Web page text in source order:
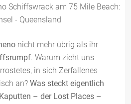
nicht mehr übrig als ihr
. Warum zieht uns
in sich Zerfallenes
an? Was steckt eigentlich
– der Lost Places –